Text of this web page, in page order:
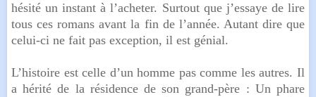
hésité un instant à l’acheter. Surtout que j’essaye de lire
tous ces romans avant la fin de l’année. Autant dire que
celui-ci ne fait pas exception, il est génial.
L’histoire est celle d’un homme pas comme les autres. Il
a hérité de la résidence de son grand-père : Un phare